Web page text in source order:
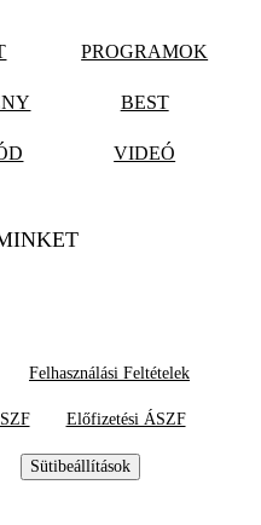
PROGRAMOK
BEST
VIDEÓ
Felhasználási Feltételek
Előfizetési ÁSZF
Sütibeállítások